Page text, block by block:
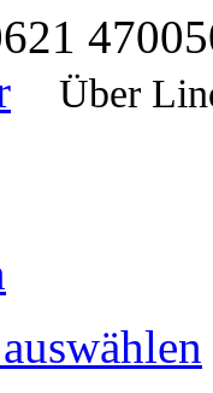
Über